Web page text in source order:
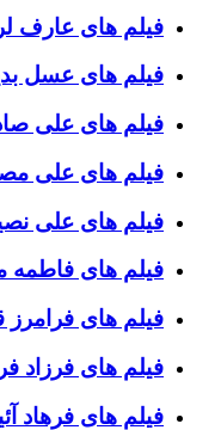
فیلم های عارف
فیلم های عسل
فیلم های علی
فیلم های علی
فیلم های علی
فیلم های فاطمه
فیلم های فرامرز
فیلم های فرزاد
فیلم های فرهاد